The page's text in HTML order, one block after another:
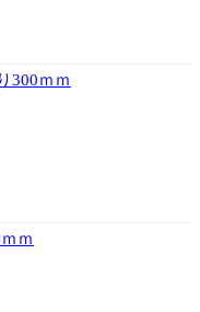
300ｍｍ
ｍ